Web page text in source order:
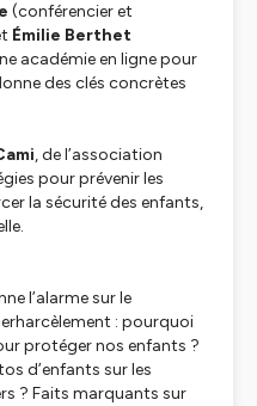
(conférencier et
Émilie Berthet
académie en ligne pour
des clés concrètes
, de l’association
pour prévenir les
la sécurité des enfants,
l’alarme sur le
: pourquoi
protéger nos enfants ?
d’enfants sur les
? Faits marquants sur